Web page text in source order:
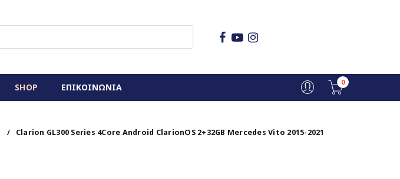
SHOP ΕΠΙΚΟΙΝΩΝΙΑ 0
/
Clarion GL300 Series 4Core Android ClarionOS 2+32GB Mercedes Vito 2015-2021